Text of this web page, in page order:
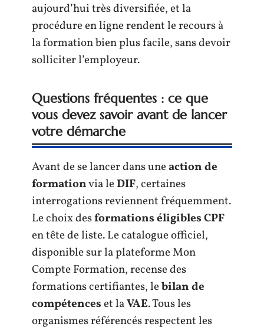
aujourd’hui très diversifiée, et la
procédure en ligne rendent le recours à
la formation bien plus facile, sans devoir
solliciter l’employeur.
Questions fréquentes : ce que
vous devez savoir avant de lancer
votre démarche
Avant de se lancer dans uneaction de
formationvia leDIF, certaines
interrogations reviennent fréquemment.
Le choix desformations éligibles CPF
en tête de liste. Le catalogue officiel,
disponible sur la plateforme Mon
Compte Formation, recense des
formations certifiantes, lebilan de
compétenceset laVAE. Tous les
organismes référencés respectent les